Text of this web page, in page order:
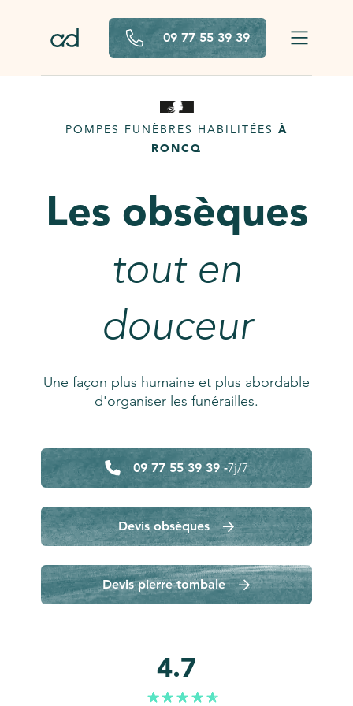
09 77 55 39 39
POMPES FUNÈBRES HABILITÉES À
RONCQ
Les obsèques
tout en
douceur
Une façon plus humaine et plus abordable
d'organiser les funérailles.
09 77 55 39 39 -7j/7
Devis obsèques
Devis pierre tombale
4.7